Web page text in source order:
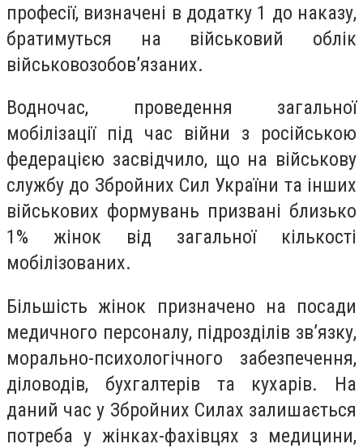
професії, визначені в додатку 1 до наказу,
братимуться на військовий облік
військовозобов’язаних.
Водночас, проведення загальної
мобілізації під час війни з російською
федерацією засвідчило, що на військову
службу до Збройних Сил України та інших
військових формувань призвані близько
1% жінок від загальної кількості
мобілізованих.
Більшість жінок призначено на посади
медичного персоналу, підрозділів зв’язку,
морально-психологічного забезпечення,
діловодів, бухгалтерів та кухарів. На
даний час у Збройних Силах залишається
потреба у жінках-фахівцях з медицини,